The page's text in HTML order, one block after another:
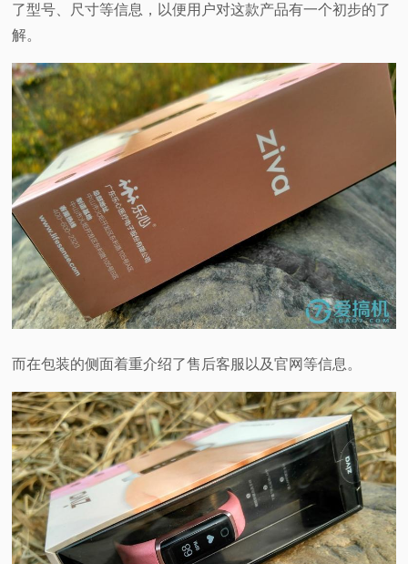
了型号、尺寸等信息，以便用户对这款产品有一个初步的了
解。
而在包装的侧面着重介绍了售后客服以及官网等信息。